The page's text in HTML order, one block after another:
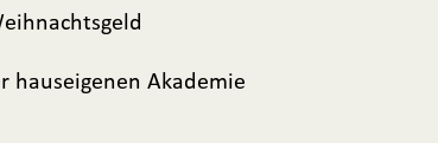
hauseigenen Akademie